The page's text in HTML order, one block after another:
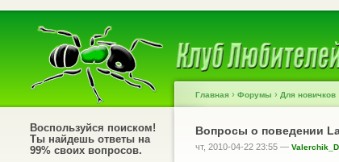
Воспользуйся поиском!
Ты найдешь ответы на
99% своих вопросов.
Главная › Форумы › Для новичков
Вопросы о поведении
чт, 2010-04-22 23:55 —